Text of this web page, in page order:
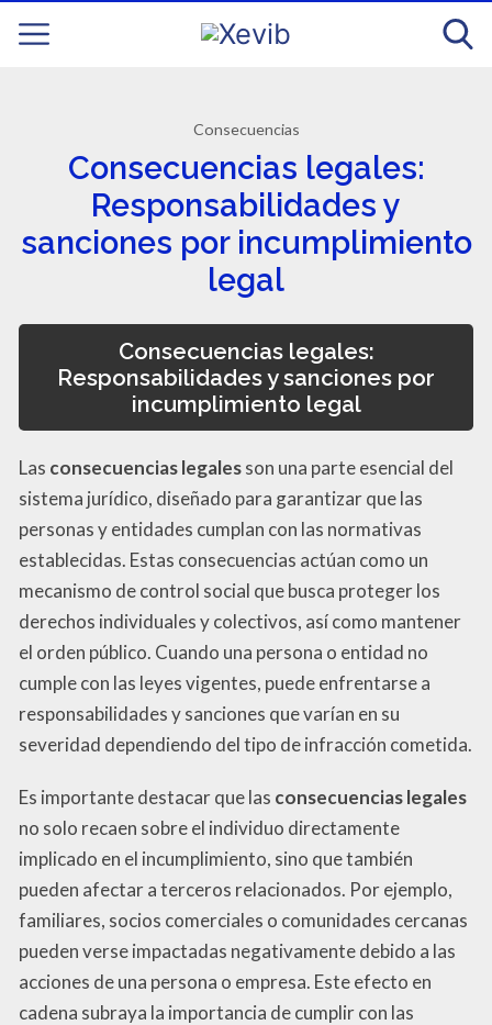
Consecuencias
Consecuencias legales:
Responsabilidades y
sanciones por incumplimiento
legal
Consecuencias legales:
Responsabilidades y sanciones por
incumplimiento legal
Las consecuencias legalesson una parte esencial del
sistema jurídico, diseñado para garantizar que las
personas y entidades cumplan con las normativas
establecidas. Estas consecuencias actúan como un
mecanismo de control social que busca proteger los
derechos individuales y colectivos, así como mantener
el orden público. Cuando una persona o entidad no
cumple con las leyes vigentes, puede enfrentarse a
responsabilidades y sanciones que varían en su
severidad dependiendo del tipo de infracción cometida.
Es importante destacar que las consecuencias legales
no solo recaen sobre el individuo directamente
implicado en el incumplimiento, sino que también
pueden afectar a terceros relacionados. Por ejemplo,
familiares, socios comerciales o comunidades cercanas
pueden verse impactadas negativamente debido a las
acciones de una persona o empresa. Este efecto en
cadena subraya la importancia de cumplir con las